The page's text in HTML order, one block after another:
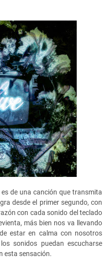
de una canción que transmita
desde el primer segundo, con
con cada sonido del teclado
más bien nos va llevando
estar en calma con nosotros
sonidos puedan escucharse
esta sensación.